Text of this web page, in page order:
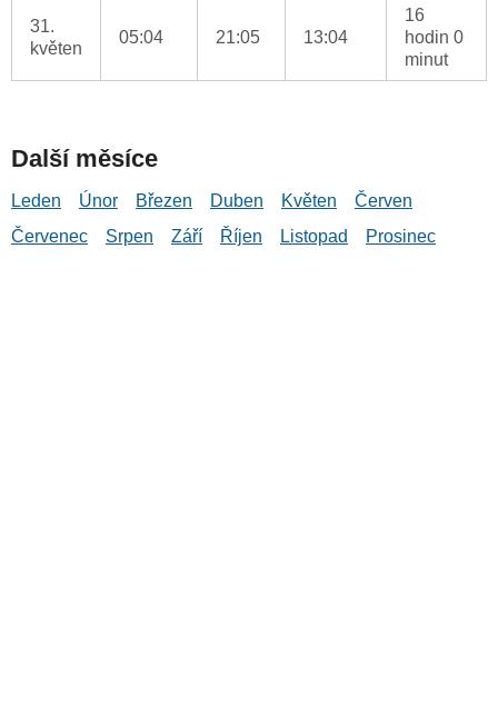
31.
květen
05:04 21:05 13:04
16
hodin 0
minut
Další měsíce
Leden Únor Březen Duben Květen
Červen
Červenec
Srpen Září Říjen Listopad Prosinec